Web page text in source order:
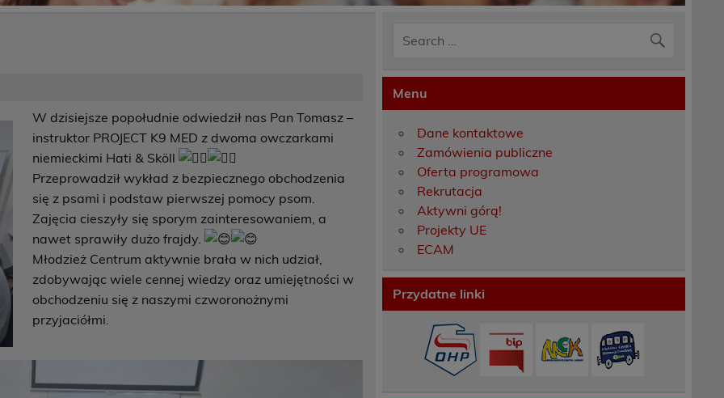
W dzisiejsze popołudnie odwiedził nas Pan Tomasz –
instruktor PROJECT K9 MED z dwoma owczarkami
niemieckimi Hati & Sköll
Przeprowadził wykład z bezpiecznego obchodzenia
się z psami i podstaw pierwszej pomocy psom.
Zajęcia cieszyły się sporym zainteresowaniem, a
nawet sprawiły dużo frajdy.
Młodzież Centrum aktywnie brała w nich udział,
zdobywając wiele cennej wiedzy oraz umiejętności w
obchodzeniu się z naszymi czworonożnymi
przyjaciółmi.
Menu
Dane kontaktowe
Zamówienia publiczne
Oferta programowa
Rekrutacja
Aktywni górą!
Projekty UE
ECAM
Przydatne linki